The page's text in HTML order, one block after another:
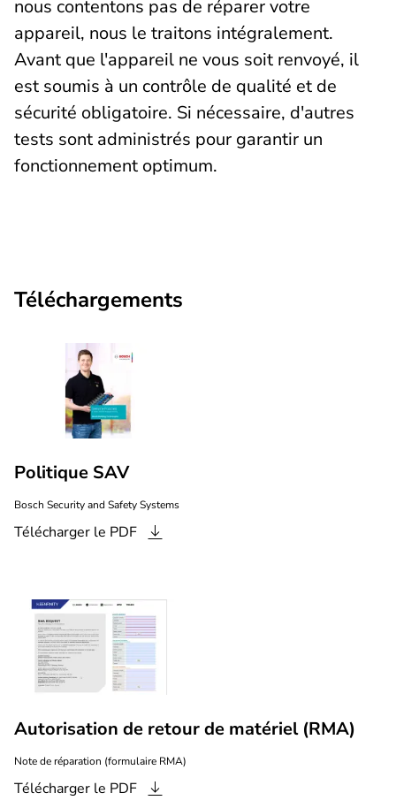
nous contentons pas de réparer votre
appareil, nous le traitons intégralement.
Avant que l'appareil ne vous soit renvoyé, il
est soumis à un contrôle de qualité et de
sécurité obligatoire. Si nécessaire, d'autres
tests sont administrés pour garantir un
fonctionnement optimum.
Téléchargements
Politique SAV
Bosch Security and Safety Systems
Télécharger le PDF
Autorisation de retour de matériel (RMA)
Note de réparation (formulaire RMA)
Télécharger le PDF